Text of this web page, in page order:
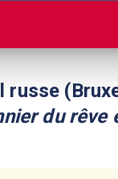
du rêve